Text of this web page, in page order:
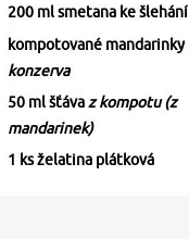
200 ml smetana ke šlehání
kompotované mandarinky
konzerva
50 ml šťávaz kompotu (z
mandarinek)
1 ks želatina plátková